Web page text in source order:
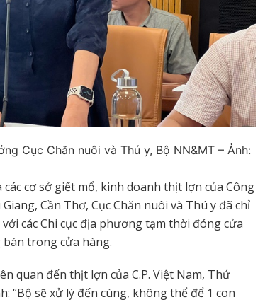
Cục Chăn nuôi và Thú y, Bộ NN&MT – Ảnh:
cơ sở giết mổ, kinh doanh thịt lợn của Công
Cần Thơ, Cục Chăn nuôi và Thú y đã chỉ
các Chi cục địa phương tạm thời đóng cửa
bán trong cửa hàng.
quan đến thịt lợn của C.P. Việt Nam, Thứ
sẽ xử lý đến cùng, không thể để 1 con